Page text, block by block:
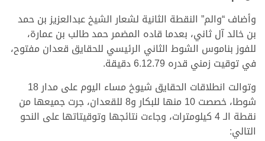
وأضاف “والم” النقطة الثانية لشعار الشيخ عبدالعزيز بن حمد
بن خالد آل ثاني، بعدما قاده المضمر حمد طالب بن عمارة،
للفوز بناموس الشوط الثاني الرئيسي للحقايق قعدان مفتوح،
في توقيت زمني قدره 6.12.79 دقيقة.
وتوالت انطلاقات الحقايق شيوخ مساء اليوم على مدار 18
شوطا، خصصت 10 منها للبكار و8 للقعدان، جرت جميعها من
نقطة الـ 4 كيلومترات، وجاءت نتائجها وتوقيتاتها على النحو
التالي: